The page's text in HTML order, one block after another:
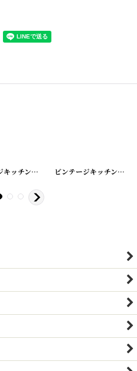
[220228-2]
ビンテージキッチンクロス/リメイクパンツ [ ビンテージキッチンクロス/リメイクパンツ